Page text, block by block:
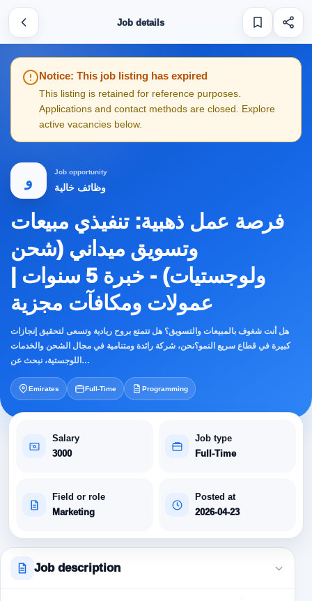
Job details
Notice: This job listing has expired
This listing is retained for reference purposes.
Applications and contact methods are closed. Explore
active vacancies below.
و
Job opportunity
وظائف خالية
فرصة عمل ذهبية: تنفيذي مبيعات
وتسويق ميداني (شحن
ولوجستيات) - خبرة 5 سنوات |
عمولات ومكافآت مجزية
هل أنت شغوف بالمبيعات والتسويق؟ هل تتمتع بروح ريادية وتسعى لتحقيق إنجازات
كبيرة في قطاع سريع النمو؟نحن، شركة رائدة ومتنامية في مجال الشحن والخدمات
اللوجستية، نبحث عن…
Emirates Full-Time Programming
Salary
3000
Job type
Full-Time
Field or role
Marketing
Posted at
2026-04-23
Job description